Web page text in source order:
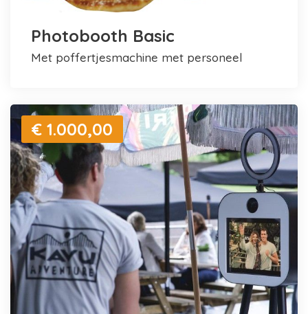
Photobooth Basic
met poffertjesmachine met personeel
€ 1.000,00